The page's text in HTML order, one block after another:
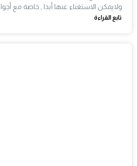
ولايمكن الاستغناء عنها أبدا , خاصة مع
تابع القراءة